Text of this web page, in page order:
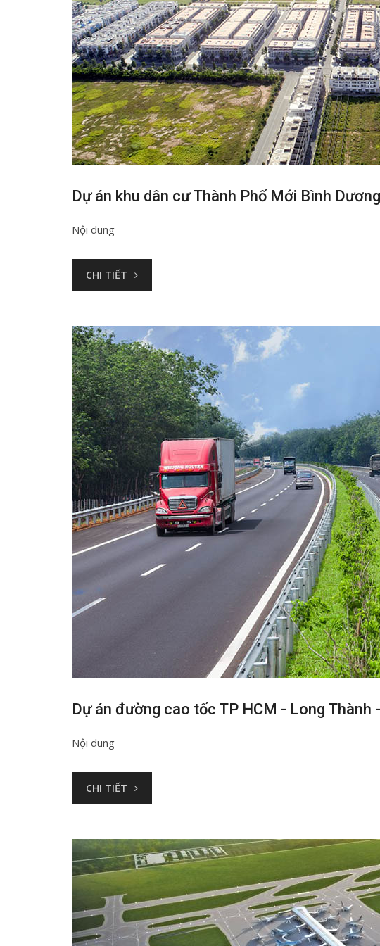
Dự án khu dân cư Thành Phố Mới Bình Dương
Nội dung
CHI TIẾT
Dự án đường cao tốc TP HCM - Long Thành
Nội dung
CHI TIẾT